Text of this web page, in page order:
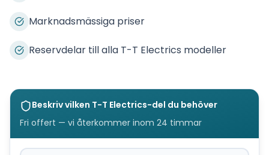
Marknadsmässiga priser
Reservdelar till alla T-T Electrics modeller
Beskriv vilken T-T Electrics-del du behöver
Fri offert — vi återkommer inom 24 timmar